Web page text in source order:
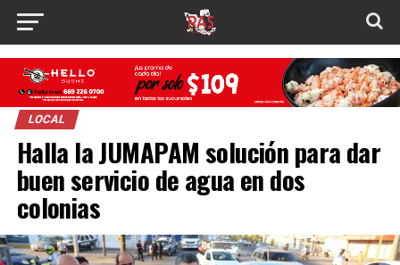
LOCAL
Halla la JUMAPAM solución para dar
buen servicio de agua en dos
colonias